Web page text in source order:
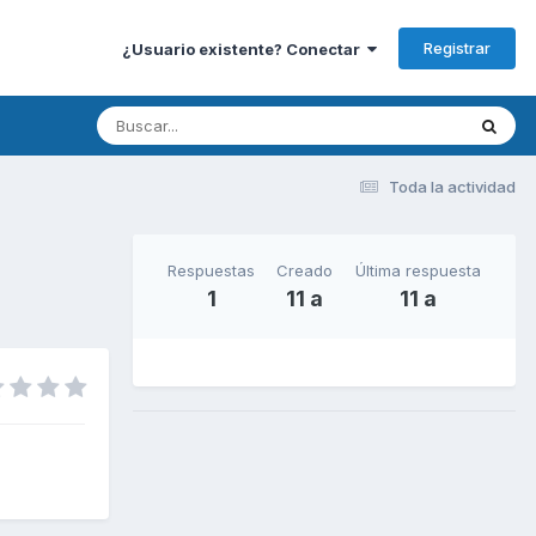
¿Usuario existente? Conectar Registrar
Toda la actividad
Respuestas
1
Creado
11 a
Última respuesta
11 a